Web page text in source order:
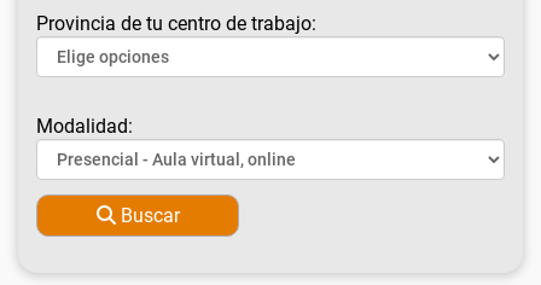
Provincia de tu centro de trabajo:
Modalidad:
Buscar